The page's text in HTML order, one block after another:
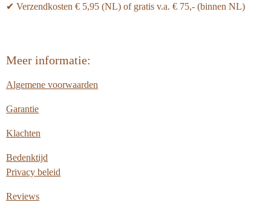
✔ Verzendkosten € 5,95 (NL) of gratis v.a. € 75,- (binnen NL)
Meer informatie:
Algemene voorwaarden
Garantie
Klachten
Bedenktijd
Privacy beleid
Reviews